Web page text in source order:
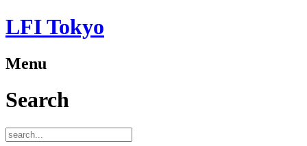
LFI Tokyo
Menu
Search